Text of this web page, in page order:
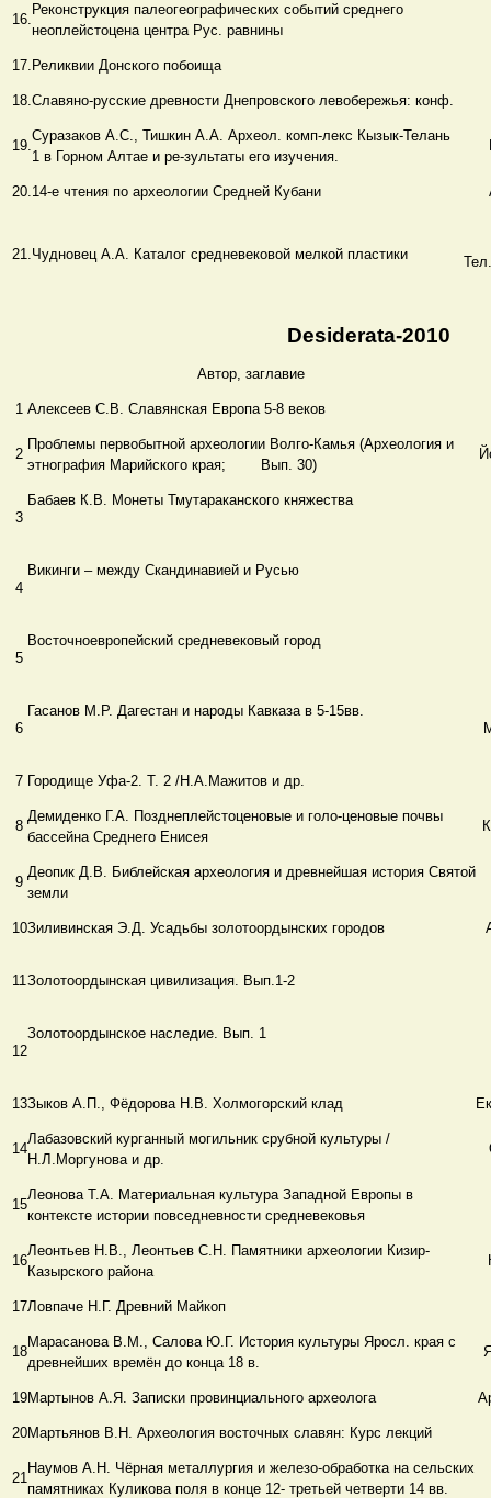
16.
Реконструкция палеогеографических событий среднего
неоплейстоцена центра Рус. равнины
17. Реликвии Донского побоища
18.Славяно-русские древности Днепровского левобережья: конф.
19.
Суразаков А.С., Тишкин А.А. Археол. комп-лекс Кызык-Телань
1 в Горном Алтае и ре-зультаты его изучения.
20.14-е чтения по археологии Средней Кубани
21.Чудновец А.А. Каталог средневековой мелкой пластики
Desiderata-2010
Автор, заглавие
1 Алексеев С.В. Славянская Европа 5-8 веков
2
Проблемы первобытной археологии Волго-Камья (Археология и
этнография Марийского края; Вып. 30)
3
Бабаев К.В. Монеты Тмутараканского княжества
4
Викинги – между Скандинавией и Русью
5
Восточноевропейский средневековый город
6
Гасанов М.Р. Дагестан и народы Кавказа в 5-15вв.
7 Городище Уфа-2. Т. 2 /Н.А.Мажитов и др.
8
Демиденко Г.А. Позднеплейстоценовые и голо-ценовые почвы
бассейна Среднего Енисея
9
Деопик Д.В. Библейская археология и древнейшая история Святой
земли
10Зиливинская Э.Д. Усадьбы золотоордынских городов
11 Золотоордынская цивилизация. Вып.1-2
12
Золотоордынское наследие. Вып. 1
13Зыков А.П., Фёдорова Н.В. Холмогорский клад
14
Лабазовский курганный могильник срубной культуры /
Н.Л.Моргунова и др.
15
Леонова Т.А. Материальная культура Западной Европы в
контексте истории повседневности средневековья
16
Леонтьев Н.В., Леонтьев С.Н. Памятники археологии Кизир-
Казырского района
17Ловпаче Н.Г. Древний Майкоп
18
Марасанова В.М., Салова Ю.Г. История культуры Яросл. края с
древнейших времён до конца 18 в.
19Мартынов А.Я. Записки провинциального археолога
20Мартьянов В.Н. Археология восточных славян: Курс лекций
21
Наумов А.Н. Чёрная металлургия и железо-обработка на сельских
памятниках Куликова поля в конце 12- третьей четверти 14 вв.